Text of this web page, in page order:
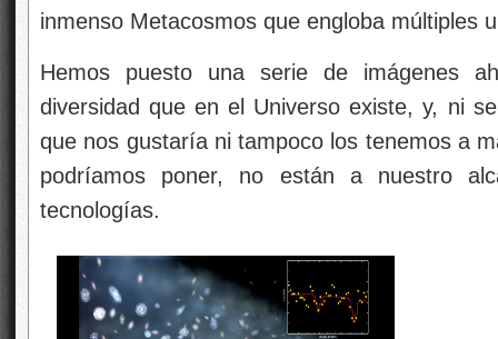
inmenso Metacosmos que engloba múltiples
Hemos puesto una serie de imágenes
diversidad que en el Universo existe, y, ni
que nos gustaría ni tampoco los tenemos a
podríamos poner, no están a nuestro
tecnologías.